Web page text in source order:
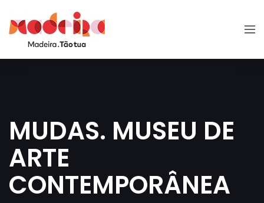
MUDAS. MUSEU DE
ARTE
CONTEMPORÂNEA